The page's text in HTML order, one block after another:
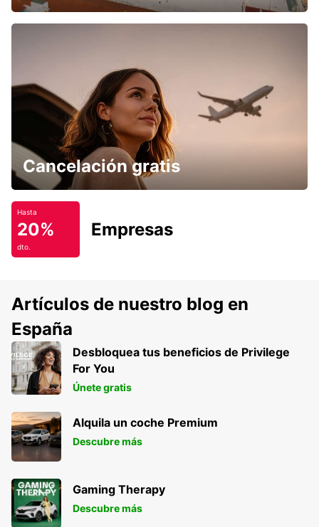
Cancelación gratis
Hasta
20%
dto.
Empresas
Artículos de nuestro blog en
España
Desbloquea tus beneficios de Privilege
For You
Únete gratis
Alquila un coche Premium
Descubre más
Gaming Therapy
Descubre más